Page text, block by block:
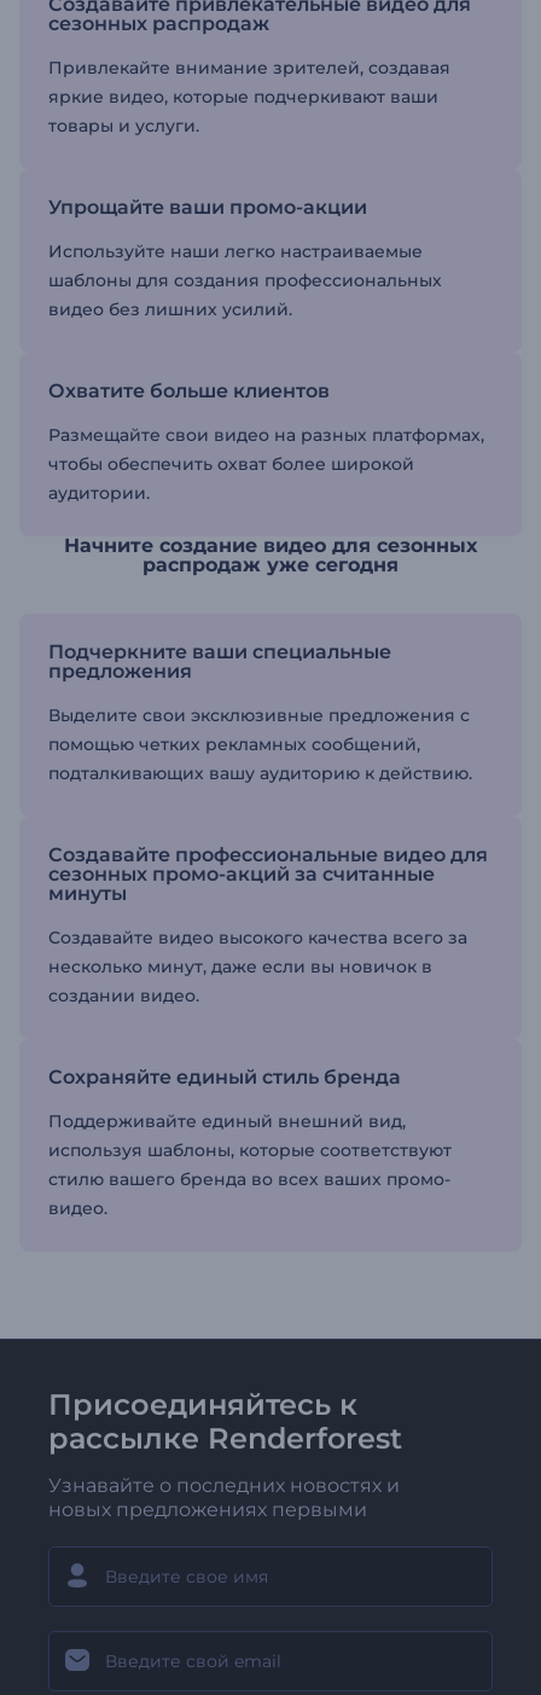
сезонных распродаж
Привлекайте внимание зрителей, создавая
яркие видео, которые подчеркивают ваши
товары и услуги.
Упрощайте ваши промо-акции
Используйте наши легко настраиваемые
шаблоны для создания профессиональных
видео без лишних усилий.
Охватите больше клиентов
Размещайте свои видео на разных платформах,
чтобы обеспечить охват более широкой
аудитории.
Начните создание видео для сезонных
распродаж уже сегодня
Подчеркните ваши специальные
предложения
Выделите свои эксклюзивные предложения с
помощью четких рекламных сообщений,
подталкивающих вашу аудиторию к действию.
Создавайте профессиональные видео для
сезонных промо-акций за считанные
минуты
Создавайте видео высокого качества всего за
несколько минут, даже если вы новичок в
создании видео.
Сохраняйте единый стиль бренда
Поддерживайте единый внешний вид,
используя шаблоны, которые соответствуют
стилю вашего бренда во всех ваших промо-
видео.
Присоединяйтесь к
рассылке Renderforest
Узнавайте о последних новостях и
новых предложениях первыми